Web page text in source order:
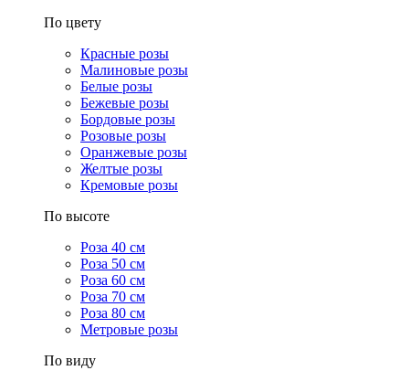
По цвету
Красные розы
Малиновые розы
Белые розы
Бежевые розы
Бордовые розы
Розовые розы
Оранжевые розы
Желтые розы
Кремовые розы
По высоте
Роза 40 см
Роза 50 см
Роза 60 см
Роза 70 см
Роза 80 см
Метровые розы
По виду